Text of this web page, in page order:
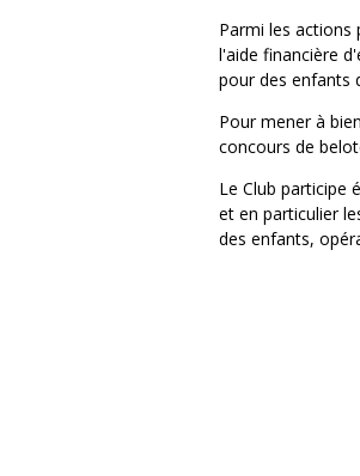
Parmi les actions
l'aide financière
pour des enfants
Pour mener à
concours de
Le Club participe
et en particulier
des enfants,